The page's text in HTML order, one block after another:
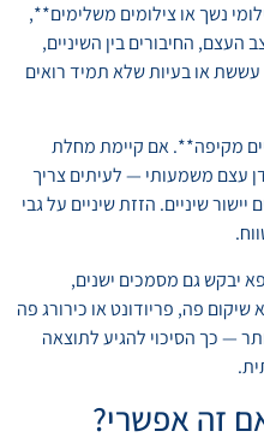
נשך או צילומים משלימים**,
העצם, החיבורים בין השיניים,
עששת או בעיות שלא תמיד רואים
מקיפה**. אם קיימת מחלת
עצם משמעותי — לעיתים צריך
שיניים. הזזת שיניים על גבי
יבקש גם מסמכים ישנים,
פה, פריודונט או כירורג פה
— כך הסיכוי להגיע לתוצאה
זה אפשרי?